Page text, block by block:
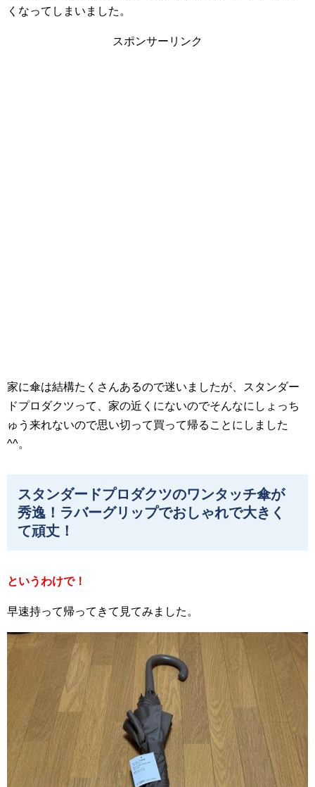
くなってしまいました。
スポンサーリンク
家に傘は結構たくさんあるので迷いましたが、スタンダー
ドプロダクツって、家の近くにないのでそんなにしょっち
ゅう来れないので思い切って買って帰ることにしました
^^。
スタンダードプロダクツのワンタッチ傘が
秀逸！ラバーグリップでおしゃれで大きく
て頑丈！
というわけで！
早速持って帰ってきて見てみました。